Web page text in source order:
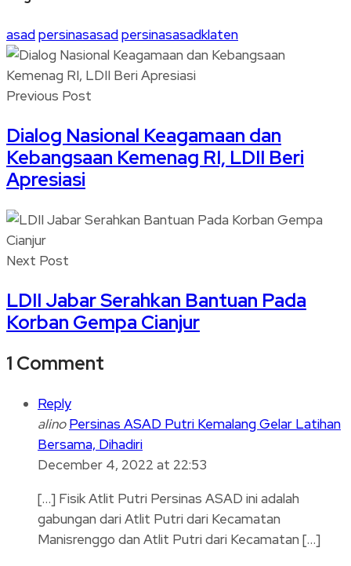
asadpersinasasadpersinasasadklaten
Previous Post
Dialog Nasional Keagamaan dan
Kebangsaan Kemenag RI, LDII Beri
Apresiasi
Next Post
LDII Jabar Serahkan Bantuan Pada
Korban Gempa Cianjur
1 Comment
Reply
alino Persinas ASAD Putri Kemalang Gelar Latihan
Bersama, Dihadiri
December 4, 2022 at 22:53
[…] Fisik Atlit Putri Persinas ASAD ini adalah
gabungan dari Atlit Putri dari Kecamatan
Manisrenggo dan Atlit Putri dari Kecamatan […]